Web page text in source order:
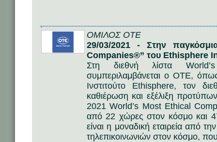
ΟΜΙΛΟΣ ΟΤΕ
29/03/2021 - Στην
Companies®” του Ethisphere
Στη διεθνή λίστα
συμπεριλαμβάνεται ο ΟΤΕ,
Ινστιτούτο Ethisphere, τον
καθιέρωση και εξέλιξη
2021 World’s Most Ethical
από 22 χώρες στον κόσμο και
είναι η μοναδική εταιρεία από
τηλεπικοινωνιών στον κόσμο,